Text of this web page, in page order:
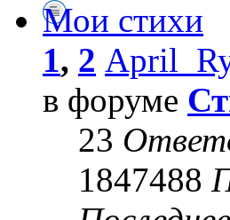
Мои стихи
1, 2
в форуме
23
1847488